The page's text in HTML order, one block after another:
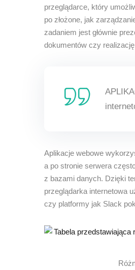
przeglądarce, który
po złożone, jak
zadaniem jest głównie
dokumentów czy
Aplikacje webowe
a po stronie serwera
z bazami danych. Dzięki
przeglądarka internetowa
czy platformy jak Slack